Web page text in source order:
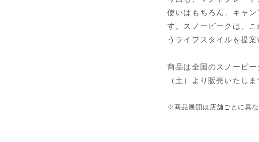
使いはもちろん、キャ
す。スノーピークは、
うライフスタイルを提案
商品は全国のスノーピ
（土）より販売いたし
※商品展開は店舗ごとに異